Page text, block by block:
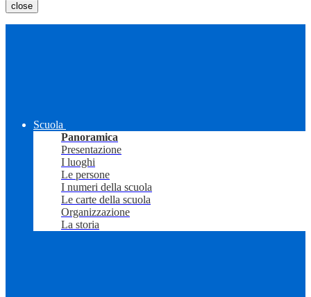
close
Scuola
Panoramica
Presentazione
I luoghi
Le persone
I numeri della scuola
Le carte della scuola
Organizzazione
La storia